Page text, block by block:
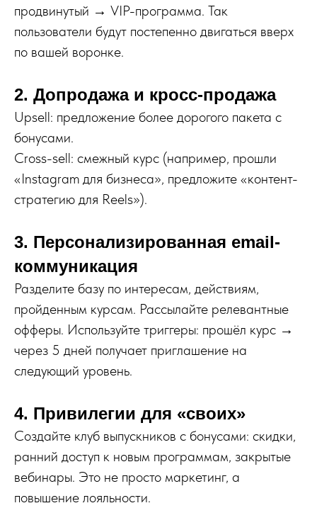
продвинутый → VIP-программа. Так
пользователи будут постепенно двигаться вверх
по вашей воронке.
2. Допродажа и кросс-продажа
Upsell: предложение более дорогого пакета с
бонусами.
Cross-sell: смежный курс (например, прошли
«Instagram для бизнеса», предложите «контент-
стратегию для Reels»).
3. Персонализированная email-
коммуникация
Разделите базу по интересам, действиям,
пройденным курсам. Рассылайте релевантные
офферы. Используйте триггеры: прошёл курс →
через 5 дней получает приглашение на
следующий уровень.
4. Привилегии для «своих»
Создайте клуб выпускников с бонусами: скидки,
ранний доступ к новым программам, закрытые
вебинары. Это не просто маркетинг, а
повышение лояльности.